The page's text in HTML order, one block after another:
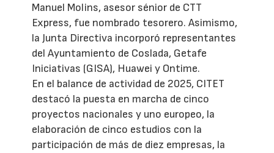
Manuel Molins, asesor sénior de CTT
Express, fue nombrado tesorero. Asimismo,
la Junta Directiva incorporó representantes
del Ayuntamiento de Coslada, Getafe
Iniciativas (GISA), Huawei y Ontime.
En el balance de actividad de 2025, CITET
destacó la puesta en marcha de cinco
proyectos nacionales y uno europeo, la
elaboración de cinco estudios con la
participación de más de diez empresas, la